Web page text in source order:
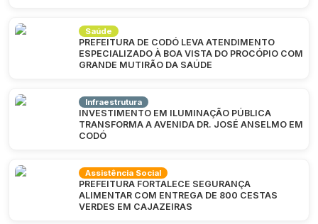
Saúde
PREFEITURA DE CODÓ LEVA ATENDIMENTO
ESPECIALIZADO À BOA VISTA DO PROCÓPIO COM
GRANDE MUTIRÃO DA SAÚDE
Infraestrutura
INVESTIMENTO EM ILUMINAÇÃO PÚBLICA
TRANSFORMA A AVENIDA DR. JOSÉ ANSELMO EM
CODÓ
Assistência Social
PREFEITURA FORTALECE SEGURANÇA
ALIMENTAR COM ENTREGA DE 800 CESTAS
VERDES EM CAJAZEIRAS